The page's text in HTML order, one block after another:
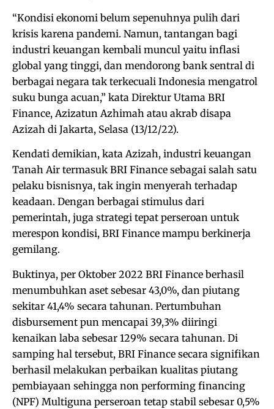
“Kondisi ekonomi belum sepenuhnya pulih dari
krisis karena pandemi. Namun, tantangan bagi
industri keuangan kembali muncul yaitu inflasi
global yang tinggi, dan mendorong bank sentral di
berbagai negara tak terkecuali Indonesia mengatrol
suku bunga acuan,” kata Direktur Utama BRI
Finance, Azizatun Azhimah atau akrab disapa
Azizah di Jakarta, Selasa (13/12/22).
Kendati demikian, kata Azizah, industri keuangan
Tanah Air termasuk BRI Finance sebagai salah satu
pelaku bisnisnya, tak ingin menyerah terhadap
keadaan. Dengan berbagai stimulus dari
pemerintah, juga strategi tepat perseroan untuk
merespon kondisi, BRI Finance mampu berkinerja
gemilang.
Buktinya, per Oktober 2022 BRI Finance berhasil
menumbuhkan aset sebesar 43,0%, dan piutang
sekitar 41,4% secara tahunan. Pertumbuhan
disbursement pun mencapai 39,3% diiringi
kenaikan laba sebesar 129% secara tahunan. Di
samping hal tersebut, BRI Finance secara signifikan
berhasil melakukan perbaikan kualitas piutang
pembiayaan sehingga non performing financing
(NPF) Multiguna perseroan tetap stabil sebesar 0,5%